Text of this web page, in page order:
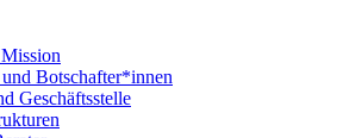
Botschafter*innen
Geschäftsstelle